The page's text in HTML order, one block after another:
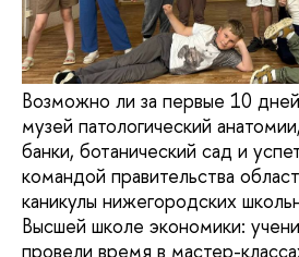
Возможно ли за первые 10
музей патологический
банки, ботанический сад и
командой правительства
каникулы нижегородских
Высшей школе экономики:
провели время в мастер-